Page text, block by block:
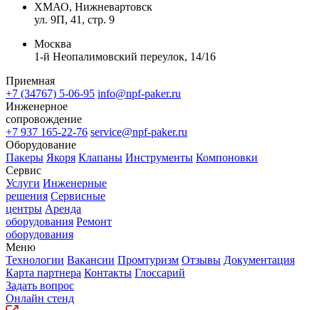
ХМАО, Нижневартовск
ул. 9П, 41, стр. 9
Москва
1-й Неопалимовский переулок, 14/16
Приемная
+7 (34767) 5-06-95 info@npf-paker.ru
Инженерное
сопровождение
+7 937 165-22-76 service@npf-paker.ru
Оборудование
Пакеры Якоря Клапаны Инструменты Компоновки
Сервис
Услуги Инженерные
решения Сервисные
центры Аренда
оборудования Ремонт
оборудования
Меню
Технологии Вакансии Промтуризм Отзывы Документация
Карта партнера Контакты Глоссарий
Задать вопрос
Онлайн стенд